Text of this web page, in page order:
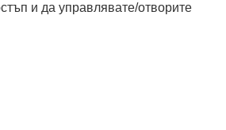
и да управлявате/отворите